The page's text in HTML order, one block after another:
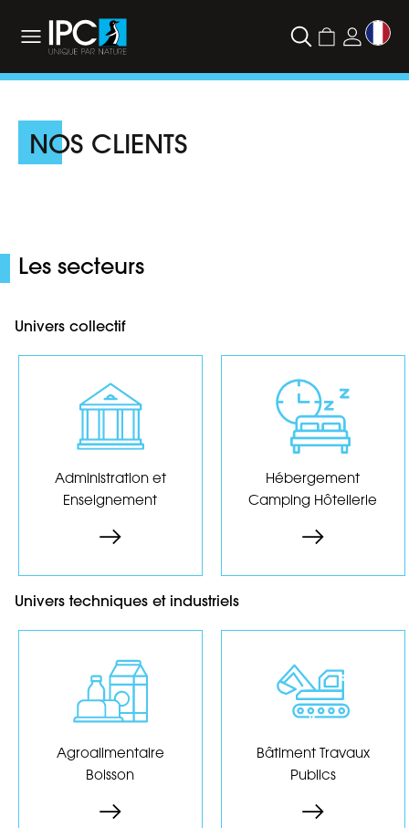
NOS CLIENTS
Les secteurs
Univers collectif
Administration et
Enseignement
Administrations
publiques, écoles,
universités, SNCF,
CAT...
Les produits
Hébergement
Camping Hôtellerie
Hôtels, clubs de
vacances, hôtellerie
de plein air, auberges
Les produits
Univers techniques et industriels
Agroalimentaire
Boisson
Transformation
alimentaire,
conserveries, laiteries,
Les produits
Bâtiment Travaux
Publics
Routes, bâtiments,
matériel TP, forage...
Les produits